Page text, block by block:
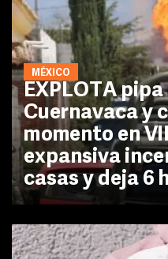
MÉXICO
EXPLOTA pipa
Cuernavaca y
momento en
expansiva
casas y deja 6